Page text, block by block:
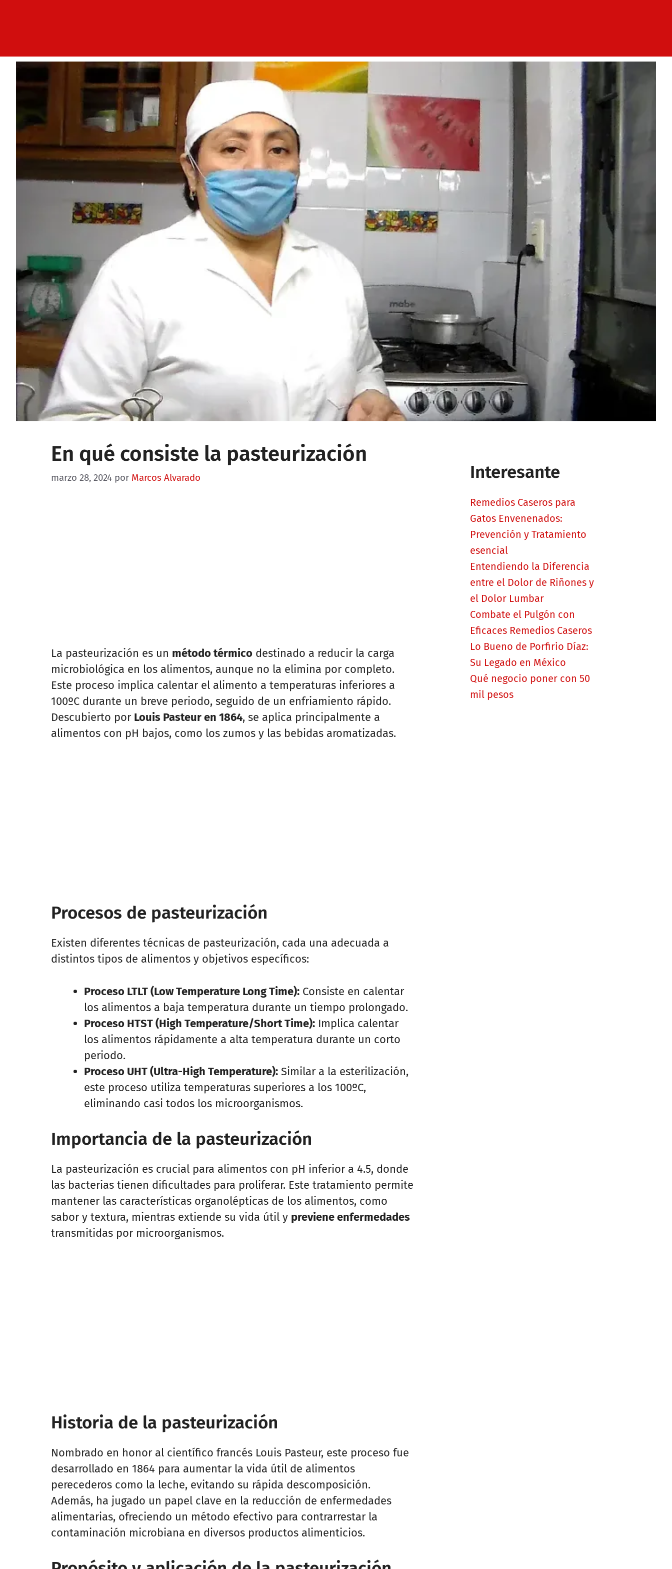
En qué consiste la pasteurización
marzo 28, 2024 por Marcos Alvarado
La pasteurización es un método térmico destinado a reducir la carga
microbiológica en los alimentos, aunque no la elimina por completo.
Este proceso implica calentar el alimento a temperaturas inferiores a
100ºC durante un breve periodo, seguido de un enfriamiento rápido.
Descubierto por Louis Pasteur en 1864, se aplica principalmente a
alimentos con pH bajos, como los zumos y las bebidas aromatizadas.
Procesos de pasteurización
Existen diferentes técnicas de pasteurización, cada una adecuada a
distintos tipos de alimentos y objetivos específicos:
Proceso LTLT (Low Temperature Long Time): Consiste en calentar
los alimentos a baja temperatura durante un tiempo prolongado.
Proceso HTST (High Temperature/Short Time): Implica calentar
los alimentos rápidamente a alta temperatura durante un corto
periodo.
Proceso UHT (Ultra-High Temperature): Similar a la esterilización,
este proceso utiliza temperaturas superiores a los 100ºC,
eliminando casi todos los microorganismos.
Importancia de la pasteurización
La pasteurización es crucial para alimentos con pH inferior a 4.5, donde
las bacterias tienen dificultades para proliferar. Este tratamiento permite
mantener las características organolépticas de los alimentos, como
sabor y textura, mientras extiende su vida útil y previene enfermedades
transmitidas por microorganismos.
Historia de la pasteurización
Nombrado en honor al científico francés Louis Pasteur, este proceso fue
desarrollado en 1864 para aumentar la vida útil de alimentos
perecederos como la leche, evitando su rápida descomposición.
Además, ha jugado un papel clave en la reducción de enfermedades
alimentarias, ofreciendo un método efectivo para contrarrestar la
contaminación microbiana en diversos productos alimenticios.
Interesante
Remedios Caseros para
Gatos Envenenados:
Prevención y Tratamiento
esencial
Entendiendo la Diferencia
entre el Dolor de Riñones y
el Dolor Lumbar
Combate el Pulgón con
Eficaces Remedios Caseros
Lo Bueno de Porfirio Díaz:
Su Legado en México
Qué negocio poner con 50
mil pesos